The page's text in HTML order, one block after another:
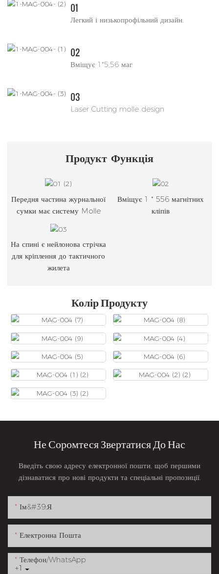
01
Легкий і низькопрофільний дизайн.
02
Вміщує 1*5,56 маг
03
Laser Cutting molle design
Продукт Функція
Передня частина журнальної
сумки має систему Molle
Вміщує 1 * 556 магнітних
кліпів
На спині є нейлонова стрічка
для кріплення до тактичного
жилета
Колір Продукту
Не Соромтеся Звертатися До Нас
Введіть свою адресу електронної пошти, щоб першими
дізнаватися про нові продукти та спеціальні пропозиції.
Ім&#39;я
Електронна Пошта
+1
Телефон/WhatsApp